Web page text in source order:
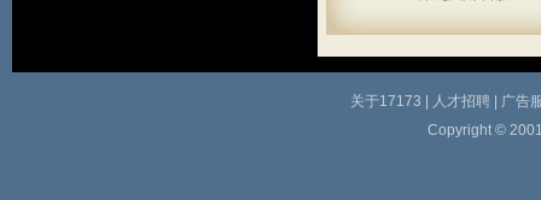
关于17173 人才招聘|
广告
Copyright ©